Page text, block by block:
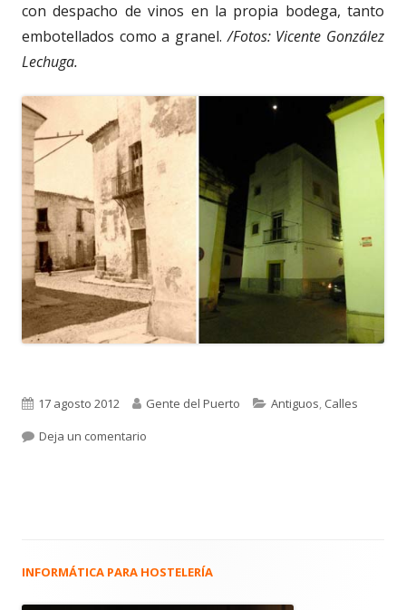
con despacho de vinos en la propia bodega, tanto
embotellados como a granel./Fotos: Vicente González
Lechuga.
Publicado
el
17 agosto 2012 Autor
Gente del Puerto Categorías
Antiguos, Calles
Deja un comentario
Barra
INFORMÁTICA PARA HOSTELERÍA